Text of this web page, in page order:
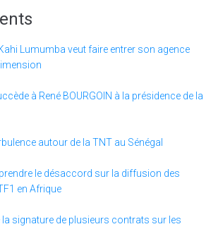
Lumumba veut faire entrer son agence
à René BOURGOIN à la présidence de la
autour de la TNT au Sénégal
le désaccord sur la diffusion des
en Afrique
signature de plusieurs contrats sur les